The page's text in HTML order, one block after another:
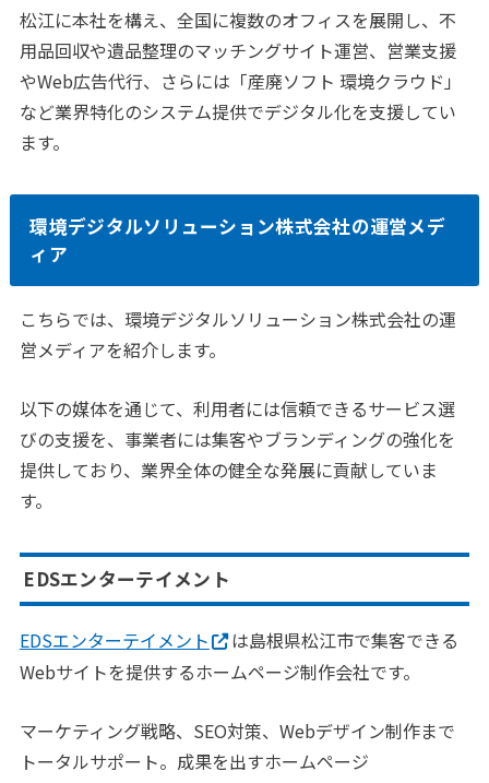
松江に本社を構え、全国に複数のオフィスを展開し、不
用品回収や遺品整理のマッチングサイト運営、営業支援
やWeb広告代行、さらには「産廃ソフト 環境クラウド」
など業界特化のシステム提供でデジタル化を支援してい
ます。
環境デジタルソリューション株式会社の運営メデ
ィア
こちらでは、環境デジタルソリューション株式会社の運
営メディアを紹介します。
以下の媒体を通じて、利用者には信頼できるサービス選
びの支援を、事業者には集客やブランディングの強化を
提供しており、業界全体の健全な発展に貢献していま
す。
EDSエンターテイメント
EDSエンターテイメント
は島根県松江市で集客できる
Webサイトを提供するホームページ制作会社です。
マーケティング戦略、SEO対策、Webデザイン制作まで
トータルサポート。成果を出すホームページ